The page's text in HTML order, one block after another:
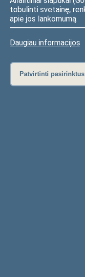
tobulinti svetainę,
apie jos lankomumą.
Daugiau informacijos
Patvirtinti pasirinktus